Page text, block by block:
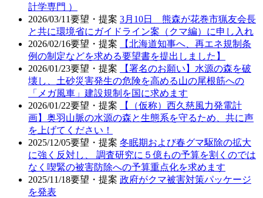
計学専門 ）
2026/03/11要望・提案 3月10日 熊森が花巻市猟友会長
と共に環境省にガイドライン案（クマ編）に申し入れ
2026/02/16要望・提案
【北海道知事へ、再エネ規制条
例の制定などを求める要望書を提出しました】
2026/01/23要望・提案
【署名のお願い】水源の森を破
壊し、土砂災害発生の危険を高める山の尾根筋への
「メガ風車」建設規制を国に求めます
2026/01/22要望・提案
【（仮称）西久慈風力発電計
画】奥羽山脈の水源の森と生態系を守るため、共に声
を上げてください！
2025/12/05要望・提案 冬眠期および春グマ駆除の拡大
に強く反対し、 調査研究に５億もの予算を割くのでは
なく喫緊の被害防除への予算重点化を求めます
2025/11/18要望・提案 政府がクマ被害対策パッケージ
を発表